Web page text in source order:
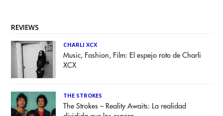
REVIEWS
CHARLI XCX
Music, Fashion, Film: El espejo roto de Charli
XCX
THE STROKES
The Strokes – Reality Awaits: La realidad